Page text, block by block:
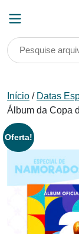
Início / Datas
Álbum da Copa
Oferta!